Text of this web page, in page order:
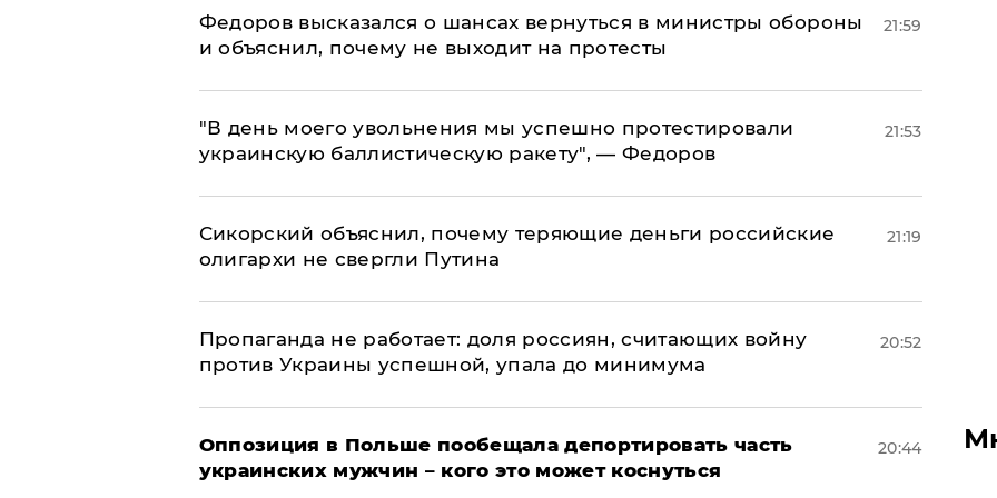
Федоров высказался о шансах вернуться в министры обороны
и объяснил, почему не выходит на протесты
21:59
​"В день моего увольнения мы успешно протестировали
украинскую баллистическую ракету", — Федоров
21:53
Сикорский объяснил, почему теряющие деньги российские
олигархи не свергли Путина
21:19
​Пропаганда не работает: доля россиян, считающих войну
против Украины успешной, упала до минимума
20:52
Оппозиция в Польше пообещала депортировать часть
украинских мужчин – кого это может коснуться
20:44